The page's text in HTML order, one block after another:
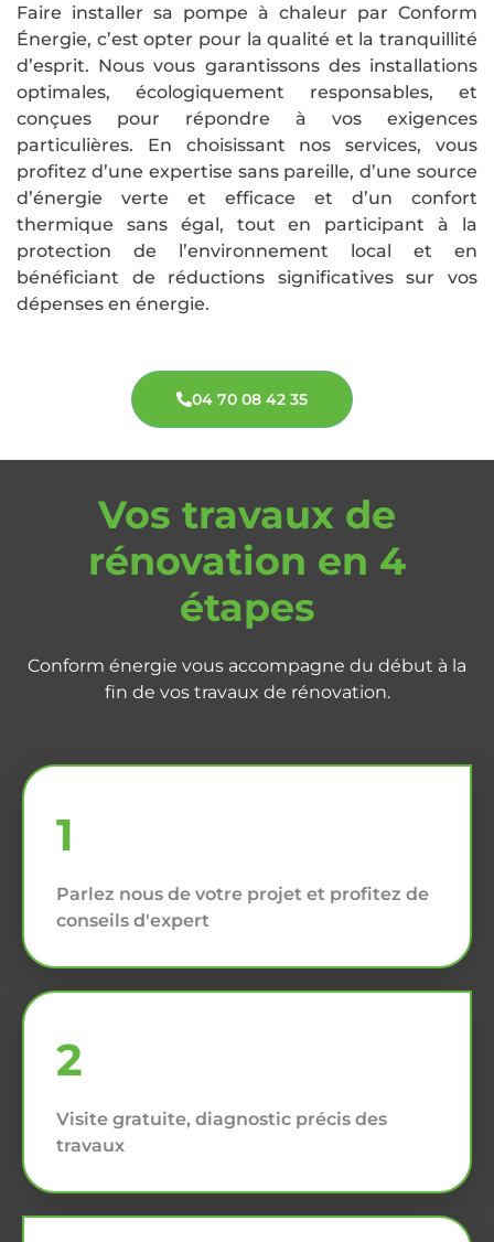
Faire installer sa pompe à chaleur par Conform
Énergie, c’est opter pour la qualité et la tranquillité
d’esprit. Nous vous garantissons des installations
optimales, écologiquement responsables, et
conçues pour répondre à vos exigences
particulières. En choisissant nos services, vous
profitez d’une expertise sans pareille, d’une source
d’énergie verte et efficace et d’un confort
thermique sans égal, tout en participant à la
protection de l’environnement local et en
bénéficiant de réductions significatives sur vos
dépenses en énergie.
04 70 08 42 35
Vos travaux de
rénovation en 4
étapes
Conform énergie vous accompagne du début à la
fin de vos travaux de rénovation.
1
Parlez nous de votre projet et profitez de
conseils d'expert
2
Visite gratuite, diagnostic précis des
travaux